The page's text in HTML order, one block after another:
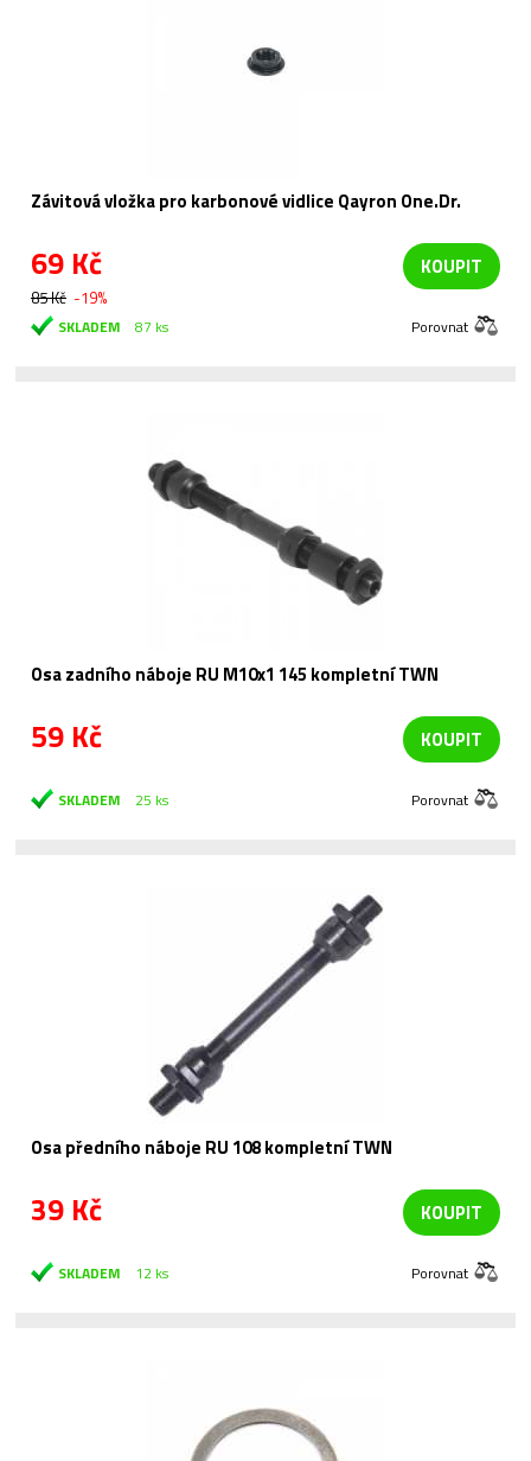
Závitová vložka pro karbonové vidlice Qayron One.Dr.
69 Kč
85 Kč -19%
KOUPIT
SKLADEM 87 ks Porovnat
Osa zadního náboje RU M10x1 145 kompletní TWN
59 Kč KOUPIT
SKLADEM 25 ks Porovnat
Osa předního náboje RU 108 kompletní TWN
39 Kč KOUPIT
SKLADEM 12 ks Porovnat